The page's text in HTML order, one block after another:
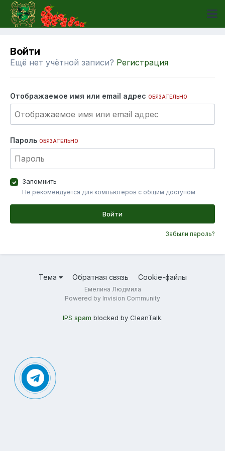
Войти
Ещё нет учётной записи? Регистрация
Отображаемое имя или email адрес ОБЯЗАТЕЛЬНО
Пароль ОБЯЗАТЕЛЬНО
Запомнить
Не рекомендуется для компьютеров с общим доступом
Войти
Забыли пароль?
Тема Обратная связь Cookie-файлы
Емелина Людмила
Powered by Invision Community
IPS spam blocked by CleanTalk.